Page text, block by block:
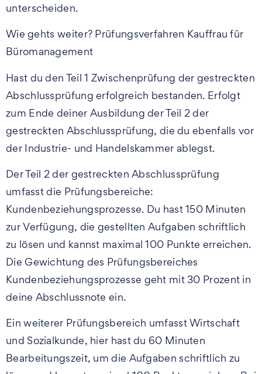
unterscheiden.
Wie gehts weiter? Prüfungsverfahren Kauffrau für
Büromanagement
Hast du den Teil 1 Zwischenprüfung der gestreckten
Abschlussprüfung erfolgreich bestanden. Erfolgt
zum Ende deiner Ausbildung der Teil 2 der
gestreckten Abschlussprüfung, die du ebenfalls vor
der Industrie- und Handelskammer ablegst.
Der Teil 2 der gestreckten Abschlussprüfung
umfasst die Prüfungsbereiche:
Kundenbeziehungsprozesse. Du hast 150 Minuten
zur Verfügung, die gestellten Aufgaben schriftlich
zu lösen und kannst maximal 100 Punkte erreichen.
Die Gewichtung des Prüfungsbereiches
Kundenbeziehungsprozesse geht mit 30 Prozent in
deine Abschlussnote ein.
Ein weiterer Prüfungsbereich umfasst Wirtschaft
und Sozialkunde, hier hast du 60 Minuten
Bearbeitungszeit, um die Aufgaben schriftlich zu